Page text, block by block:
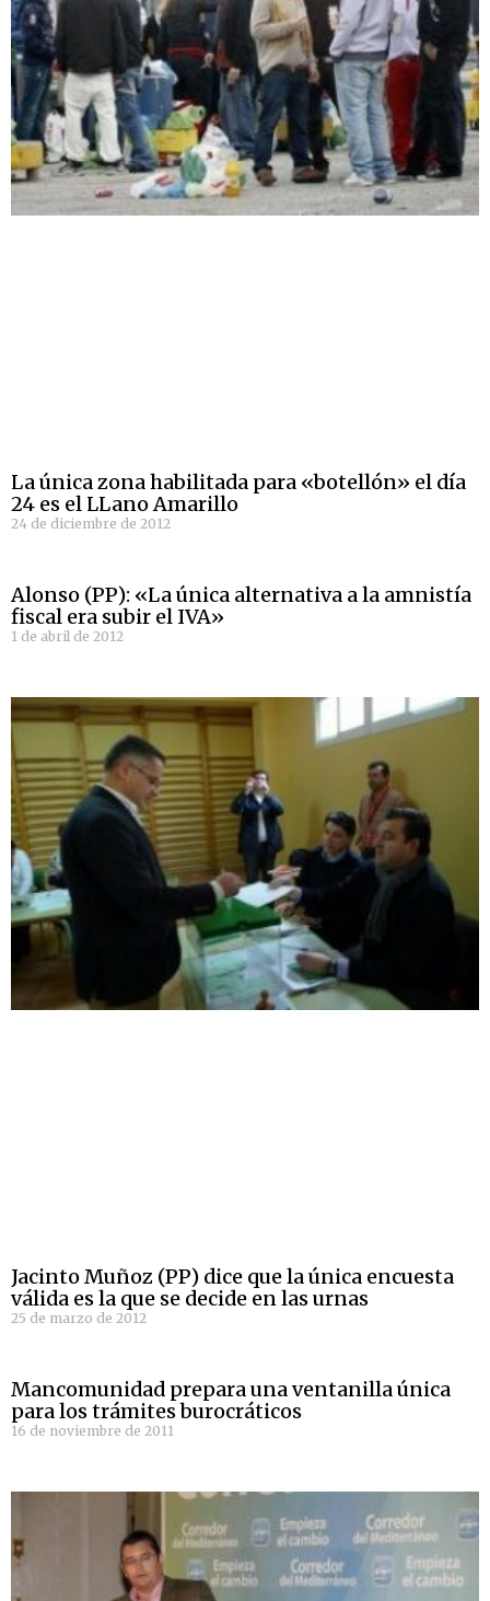
La única zona habilitada para «botellón» el día
24 es el LLano Amarillo
24 de diciembre de 2012
Alonso (PP): «La única alternativa a la amnistía
fiscal era subir el IVA»
1 de abril de 2012
Jacinto Muñoz (PP) dice que la única encuesta
válida es la que se decide en las urnas
25 de marzo de 2012
Mancomunidad prepara una ventanilla única
para los trámites burocráticos
16 de noviembre de 2011